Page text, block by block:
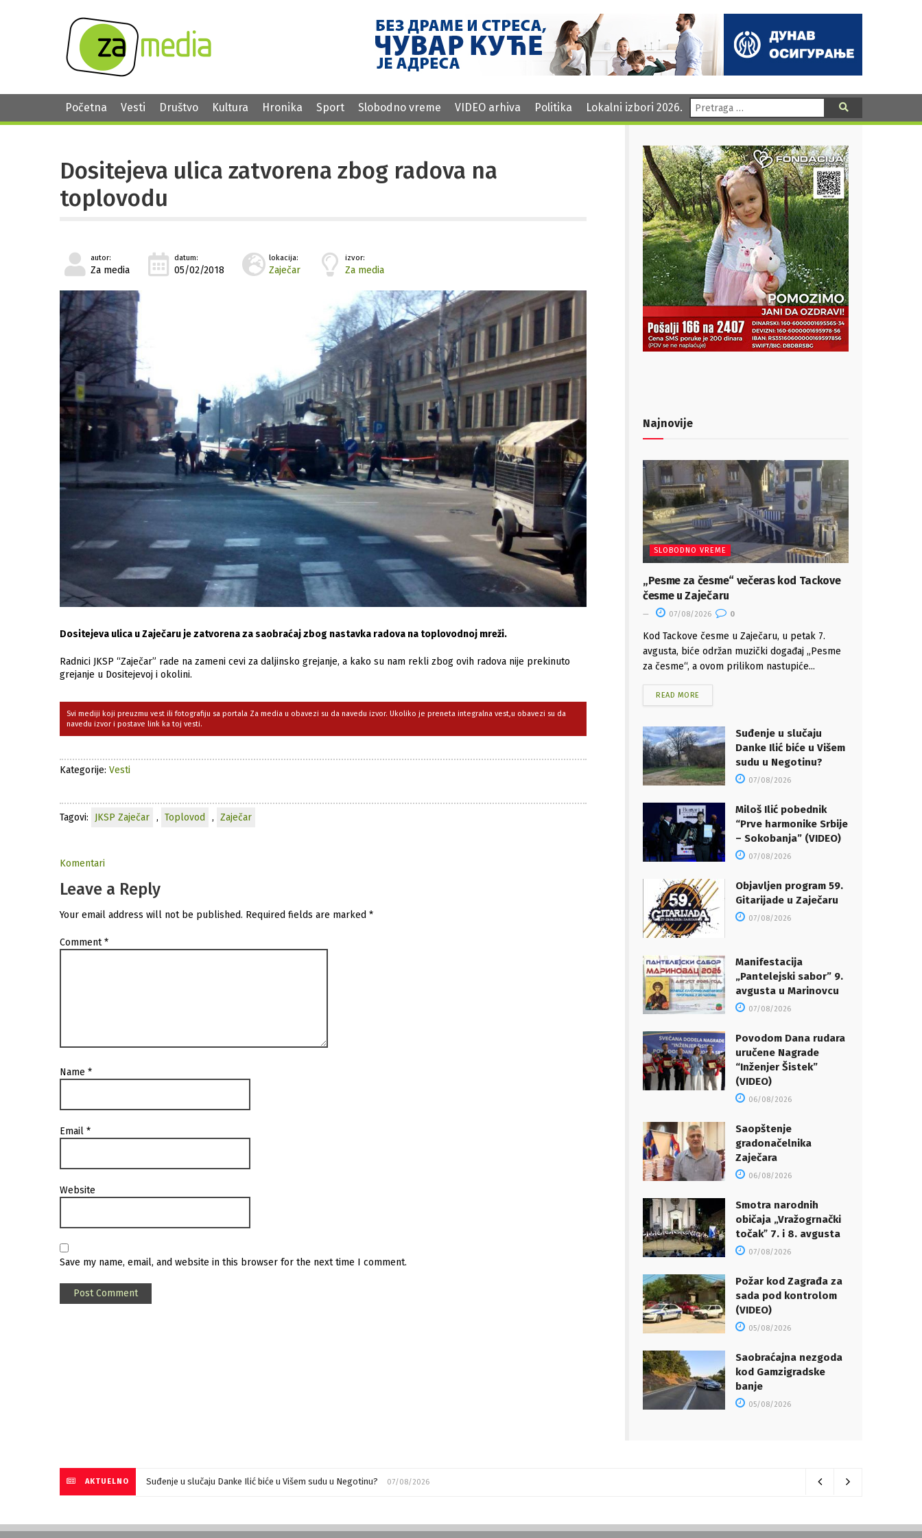
Početna Vesti Društvo Kultura Hronika Sport Slobodno vreme VIDEO arhiva Politika Lokalni izbori 2026. Pretraga:
Dositejeva ulica zatvorena zbog radova na
toplovodu
autor:
Za media
datum:
05/02/2018
lokacija:
Zaječar
izvor:
Za media
Dositejeva ulica u Zaječaru je zatvorena za saobraćaj zbog nastavka radova na toplovodnoj mreži.
Radnici JKSP “Zaječar” rade na zameni cevi za daljinsko grejanje, a kako su nam rekli zbog ovih radova nije prekinuto
grejanje u Dositejevoj i okolini.
Svi mediji koji preuzmu vest ili fotografiju sa portala Za media u obavezi su da navedu izvor. Ukoliko je preneta integralna vest,u obavezi su da
navedu izvor i postave link ka toj vesti.
Kategorije: Vesti
Tagovi: JKSP Zaječar , Toplovod , Zaječar
Komentari
Leave a Reply
Your email address will not be published. Required fields are marked *
Comment*
Name *
Email *
Website
Save my name, email, and website in this browser for the next time I comment.
Najnovije
SLOBODNO VREME
„Pesme za česme“ večeras kod Tackove
česme u Zaječaru
07/08/2026 0
Kod Tackove česme u Zaječaru, u petak 7.
avgusta, biće održan muzički događaj „Pesme
za česme“, a ovom prilikom nastupiće...
READ MORE
Suđenje u slučaju
Danke Ilić biće u Višem
sudu u Negotinu?
07/08/2026
Miloš Ilić pobednik
“Prve harmonike Srbije
– Sokobanja” (VIDEO)
07/08/2026
Objavljen program 59.
Gitarijade u Zaječaru
07/08/2026
Manifestacija
„Pantelejski sabor” 9.
avgusta u Marinovcu
07/08/2026
Povodom Dana rudara
uručene Nagrade
“Inženjer Šistek”
(VIDEO)
06/08/2026
Saopštenje
gradonačelnika
Zaječara
06/08/2026
Smotra narodnih
običaja „Vražogrnački
točakˮ 7. i 8. avgusta
07/08/2026
Požar kod Zagrađa za
sada pod kontrolom
(VIDEO)
05/08/2026
Saobraćajna nezgoda
kod Gamzigradske
banje
05/08/2026
AKTUELNO Suđenje u slučaju Danke Ilić biće u Višem sudu u Negotinu? 07/08/2026